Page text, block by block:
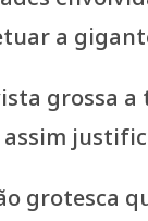
a
grossa
assim
grotesca